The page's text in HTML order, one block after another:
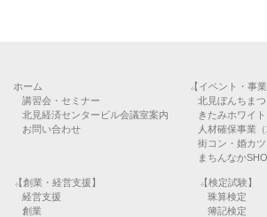
ホーム
講習会・セミナー
北見経済センタービル会議室案内
お問い合わせ
【イベント・事業
北見ぼんちまつ
きたみホワイ
人材確保事業（
街コン・婚カツ
まちんなか
【創業・経営支援】
経営支援
創業
【検定試験】
珠算検定
簿記検定